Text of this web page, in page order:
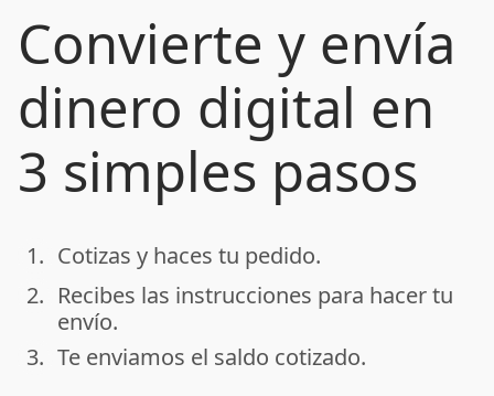
Convierte y envía
dinero digital en
3 simples pasos
done
1. Cotizas y haces tu pedido.
done
2. Recibes las instrucciones para hacer tu
envío.
done
3. Te enviamos el saldo cotizado.